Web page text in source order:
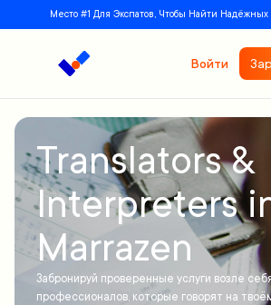
Место #1 Для Экспатов, Чтобы Найти Надёжных
Войти
Translators &
Interpreters
Marrazen
Забронируй проверенные услуги возле
профессионалов, которые говорят на